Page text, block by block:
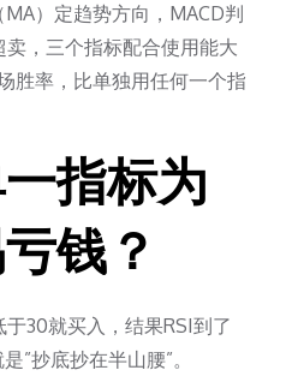
）定趋势方向，MACD判
，三个指标配合使用能大
胜率，比单独用任何一个指
指标为
钱？
30就买入，结果RSI到了
抄底抄在半山腰”。